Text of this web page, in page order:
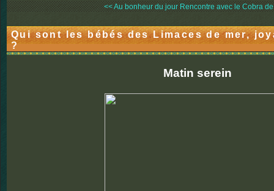
<< Au bonheur du jour Rencontre avec le Cobra
Qui sont les bébés des Limaces de mer,
?
Matin serein